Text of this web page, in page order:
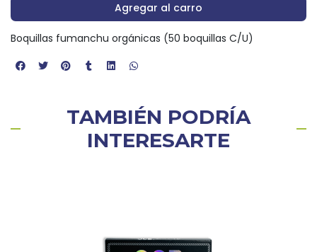
Agregar al carro
Boquillas fumanchu orgánicas (50 boquillas C/U)
TAMBIÉN PODRÍA
INTERESARTE